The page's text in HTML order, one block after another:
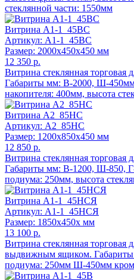
стеклянной части: 1550мм
Витрина А1-1_45ВС
Артикул: А1-1_45ВС
Размер: 2000x450x450 мм
12 350 р.
Витрина стеклянная торговая
Габариты мм: В-2000, Ш-
накопителя: 400мм, высота
Витрина А2_85НС
Артикул: А2_85НС
Размер: 1200x850x450 мм
12 850 р.
Витрина стеклянная торговая
Габариты мм: В-1200, Ш-850,
подиума: 250мм, высота
Витрина А1-1_45НСЯ
Артикул: А1-1_45НСЯ
Размер: 1850x450x мм
13 100 р.
Витрина стеклянная торговая
выдвижным ящиком.
подиума: 250мм Ш-450мм